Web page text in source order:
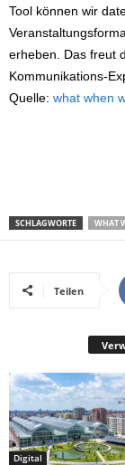
Tool können wir
erheben. Das freut
Kommunikations-
Quelle: what when
SCHLAGWORTE WHAT
Teilen
Digital